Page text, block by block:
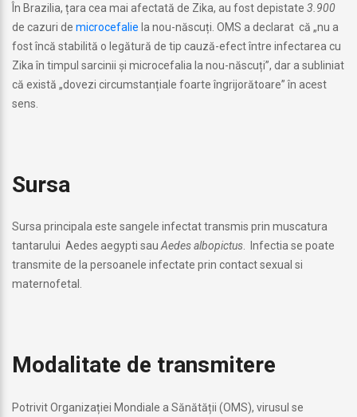
În Brazilia, țara cea mai afectată de Zika, au fost depistate 3.900
de cazuri de microcefalie la nou-născuți. OMS a declarat că „nu a
fost încă stabilită o legătură de tip cauză-efect între infectarea cu
Zika în timpul sarcinii și microcefalia la nou-născuți”, dar a subliniat
că există „dovezi circumstanțiale foarte îngrijorătoare” în acest
sens.
Sursa
Sursa principala este sangele infectat transmis prin muscatura
tantarului Aedes aegypti sau Aedes albopictus . Infectia se poate
transmite de la persoanele infectate prin contact sexual si
maternofetal.
Modalitate de transmitere
Potrivit Organizației Mondiale a Sănătății (OMS), virusul se